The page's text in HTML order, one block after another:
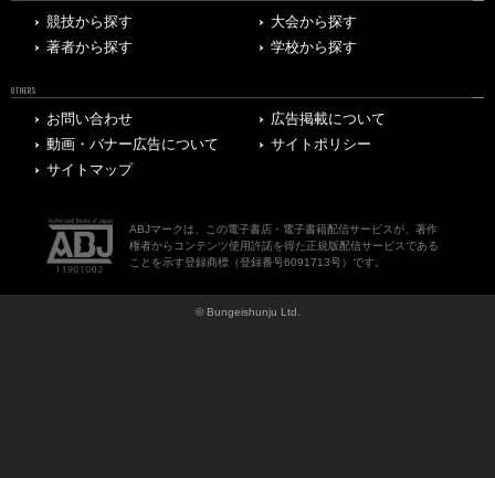
競技から探す
大会から探す
著者から探す
学校から探す
OTHERS
お問い合わせ
広告掲載について
動画・バナー広告について
サイトポリシー
サイトマップ
ABJマークは、この電子書店・電子書籍配信サービスが、著作
権者からコンテンツ使用許諾を得た正規版配信サービスである
ことを示す登録商標（登録番号6091713号）です。
© Bungeishunju Ltd.